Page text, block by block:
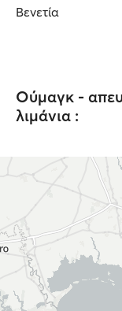
Βενετία
Ούμαγκ -
λιμάνια :